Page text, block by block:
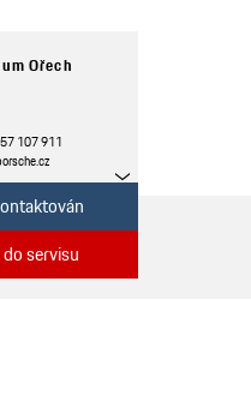
Ořech
107 911
servisu